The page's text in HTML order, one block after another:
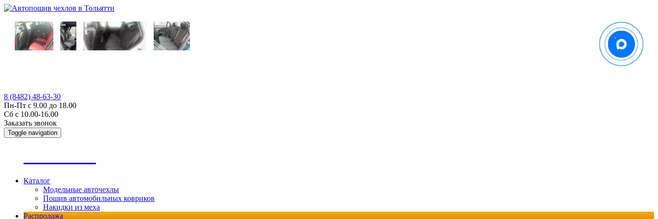
8 (8482) 48-63-30
Пн-Пт с 9.00 до 18.00
Сб с 10.00-16.00
Заказать звонок
Toggle navigation
Каталог
Модельные авточехлы
Пошив автомобильных ковриков
Накидки из меха
Распродажа